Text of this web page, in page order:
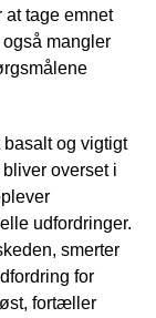
tage emnet
mangler
og vigtigt
overset i
udfordringer.
smerter
for
fortæller